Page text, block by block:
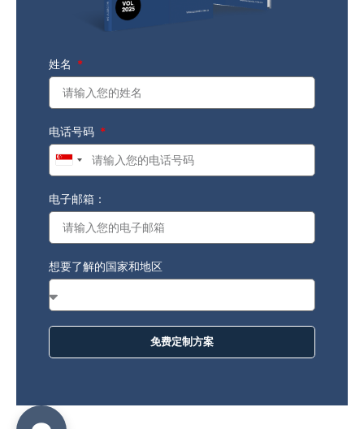
姓名
电话号码
Singapore
电子邮箱：
想要了解的国家和地区
免费定制方案